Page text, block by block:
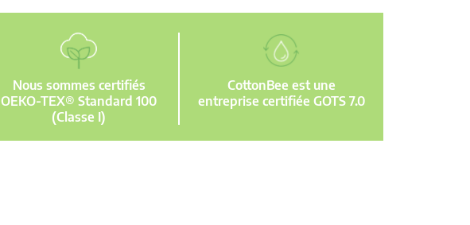
Nous sommes certifiés
OEKO-TEX® Standard 100
(Classe I)
CottonBee est une
entreprise certifiée GOTS 7.0